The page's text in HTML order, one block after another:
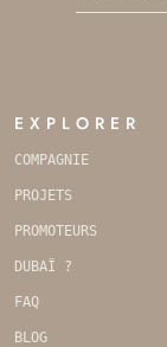
EXPLORER
COMPAGNIE
PROJETS
PROMOTEURS
DUBAÏ ?
FAQ
BLOG